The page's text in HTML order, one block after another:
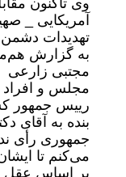
وی تاکنون
آمریکایی _
تهدیدات دشمن
به گزارش
مجتبی زارعی
مجلس و افراد
رییس جمهور
بنده به آقای
جمهوری رأی
می‌کنم تا
بر اساس